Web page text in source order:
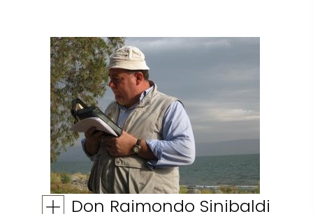
Don Raimondo Sinibaldi